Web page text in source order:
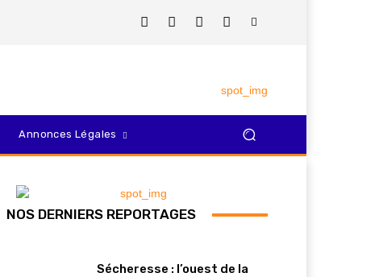
Annonces Légales
NOS DERNIERS REPORTAGES
Sécheresse : l’ouest de la